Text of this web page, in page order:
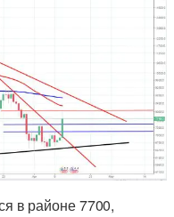
в районе 7700,